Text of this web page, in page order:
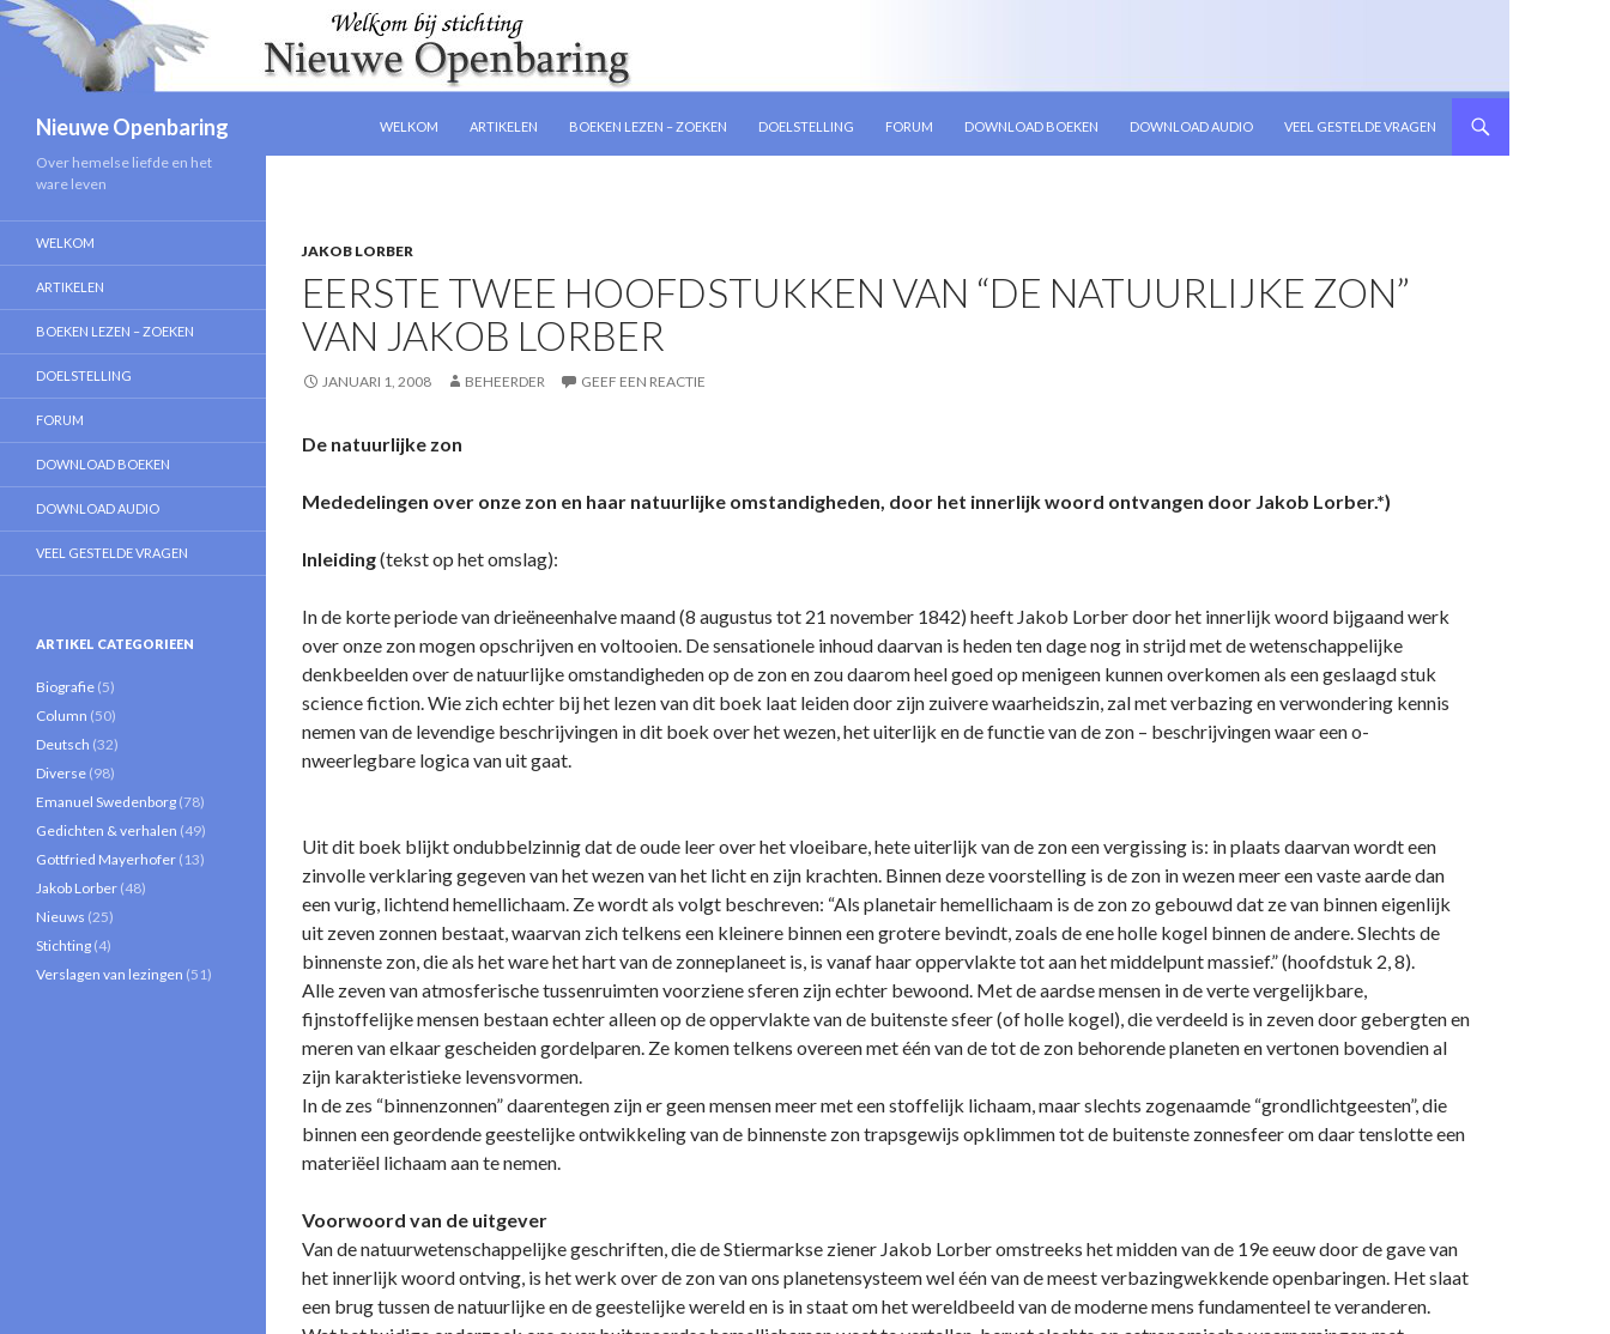
Nieuwe Openbaring
WELKOM
ARTIKELEN BOEKEN LEZEN – ZOEKEN DOELSTELLING FORUM DOWNLOAD BOEKEN DOWNLOAD AUDIO VEEL GESTELDE VRAGEN
JAKOB LORBER
EERSTE TWEE HOOFDSTUKKEN VAN “DE NATUURLIJKE ZON”
VAN JAKOB LORBER
JANUARI 1, 2008 BEHEERDER GEEF EEN REACTIE
De natuurlijke zon
Mededelingen over o­nze zon en haar natuurlijke omstandigheden, door het innerlijk woord o­ntvangen door Jakob Lorber.*)
Inleiding(tekst op het omslag):
In de korte periode van drieëneenhalve maand (8 augustus tot 21 november 1842) heeft Jakob Lorber door het innerlijk woord bijgaand werk
over o­nze zon mogen opschrijven en voltooien. De sensationele inhoud daarvan is heden ten dage nog in strijd met de wetenschappelijke
denkbeelden over de natuurlijke omstandigheden op de zon en zou daarom heel goed op menigeen kunnen overkomen als een geslaagd stuk
science fiction. Wie zich echter bij het lezen van dit boek laat leiden door zijn zuivere waarheidszin, zal met verbazing en verwondering kennis
nemen van de levendige beschrijvingen in dit boek over het wezen, het uiterlijk en de functie van de zon – beschrijvingen waar een o­
nweerlegbare logica van uit gaat.
Uit dit boek blijkt o­ndubbelzinnig dat de oude leer over het vloeibare, hete uiterlijk van de zon een vergissing is: in plaats daarvan wordt een
zinvolle verklaring gegeven van het wezen van het licht en zijn krachten. Binnen deze voorstelling is de zon in wezen meer een vaste aarde dan
een vurig, lichtend hemellichaam. Ze wordt als volgt beschreven: “Als planetair hemellichaam is de zon zo gebouwd dat ze van binnen eigenlijk
uit zeven zonnen bestaat, waarvan zich telkens een kleinere binnen een grotere bevindt, zoals de ene holle kogel binnen de andere. Slechts de
binnenste zon, die als het ware het hart van de zonneplaneet is, is vanaf haar oppervlakte tot aan het middelpunt massief.” (hoofdstuk 2, 8).
Alle zeven van atmosferische tussenruimten voorziene sferen zijn echter bewoond. Met de aardse mensen in de verte vergelijkbare,
fijnstoffelijke mensen bestaan echter alleen op de oppervlakte van de buitenste sfeer (of holle kogel), die verdeeld is in zeven door gebergten en
meren van elkaar gescheiden gordelparen. Ze komen telkens overeen met één van de tot de zon behorende planeten en vertonen bovendien al
zijn karakteristieke levensvormen.
In de zes “binnenzonnen” daarentegen zijn er geen mensen meer met een stoffelijk lichaam, maar slechts zogenaamde “grondlichtgeesten”, die
binnen een geordende geestelijke o­ntwikkeling van de binnenste zon trapsgewijs opklimmen tot de buitenste zonnesfeer om daar tenslotte een
materiëel lichaam aan te nemen.
Voorwoord van de uitgever
Van de natuurwetenschappelijke geschriften, die de Stiermarkse ziener Jakob Lorber omstreeks het midden van de 19e eeuw door de gave van
het innerlijk woord o­ntving, is het werk over de zon van o­ns planetensysteem wel één van de meest verbazingwekkende openbaringen. Het slaat
een brug tussen de natuurlijke en de geestelijke wereld en is in staat om het wereldbeeld van de moderne mens fundamenteel te veranderen.
Over hemelse liefde en het
ware leven
WELKOM
ARTIKELEN
BOEKEN LEZEN – ZOEKEN
DOELSTELLING
FORUM
DOWNLOAD BOEKEN
DOWNLOAD AUDIO
VEEL GESTELDE VRAGEN
ARTIKEL CATEGORIEEN
Biografie (5)
Column (50)
Deutsch (32)
Diverse (98)
Emanuel Swedenborg (78)
Gedichten & verhalen (49)
Gottfried Mayerhofer (13)
Jakob Lorber (48)
Nieuws (25)
Stichting (4)
Verslagen van lezingen (51)